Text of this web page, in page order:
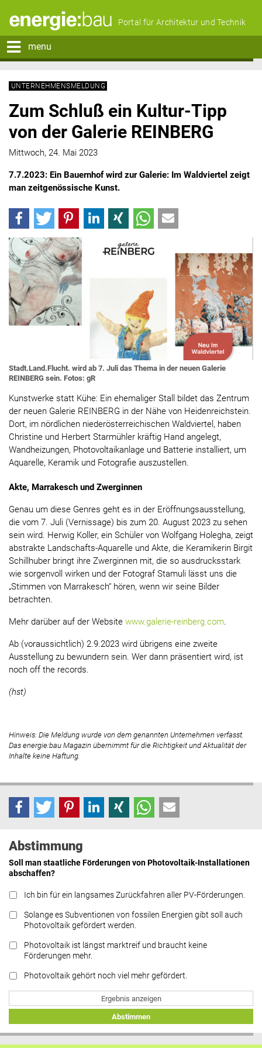
Portal für Architektur und Technik
menu
UNTERNEHMENSMELDUNG
Zum Schluß ein Kultur-Tipp
von der Galerie REINBERG
Mittwoch, 24. Mai 2023
7.7.2023: Ein Bauernhof wird zur Galerie: Im Waldviertel zeigt
man zeitgenössische Kunst.
Stadt.Land.Flucht. wird ab 7. Juli das Thema in der neuen Galerie
REINBERG sein. Fotos: gR
Kunstwerke statt Kühe: Ein ehemaliger Stall bildet das Zentrum
der neuen Galerie REINBERG in der Nähe von Heidenreichstein.
Dort, im nördlichen niederösterreichischen Waldviertel, haben
Christine und Herbert Starmühler kräftig Hand angelegt,
Wandheizungen, Photovoltaikanlage und Batterie installiert, um
Aquarelle, Keramik und Fotografie auszustellen.
Akte, Marrakesch und Zwerginnen
Genau um diese Genres geht es in der Eröffnungsausstellung,
die vom 7. Juli (Vernissage) bis zum 20. August 2023 zu sehen
sein wird. Herwig Koller, ein Schüler von Wolfgang Holegha, zeigt
abstrakte Landschafts-Aquarelle und Akte, die Keramikerin Birgit
Schillhuber bringt ihre Zwerginnen mit, die so ausdrucksstark
wie sorgenvoll wirken und der Fotograf Stamuli lässt uns die
„Stimmen von Marrakesch“ hören, wenn wir seine Bilder
betrachten.
Mehr darüber auf der Website www.galerie-reinberg.com.
Ab (voraussichtlich) 2.9.2023 wird übrigens eine zweite
Ausstellung zu bewundern sein. Wer dann präsentiert wird, ist
noch off the records.
(hst)
Hinweis: Die Meldung wurde von dem genannten Unternehmen verfasst.
Das energie:bau Magazin übernimmt für die Richtigkeit und Aktualität der
Inhalte keine Haftung.
Abstimmung
Soll man staatliche Förderungen von Photovoltaik-Installationen
abschaffen?
Ich bin für ein langsames Zurückfahren aller PV-Förderungen.
Solange es Subventionen von fossilen Energien gibt soll auch
Photovoltaik gefördert werden.
Photovoltaik ist längst marktreif und braucht keine
Förderungen mehr.
Photovoltaik gehört noch viel mehr gefördert.
Ergebnis anzeigen
Abstimmen